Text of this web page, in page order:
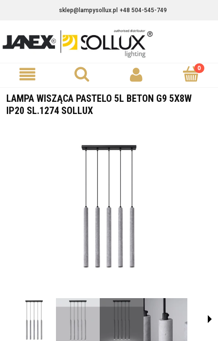
sklep@lampysollux.pl +48 504-545-749
LAMPA WISZĄCA PASTELO 5L BETON G9 5X8W
IP20 SL.1274 SOLLUX